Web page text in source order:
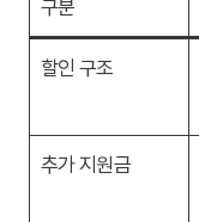
구분
할인 구조
추가 지원금